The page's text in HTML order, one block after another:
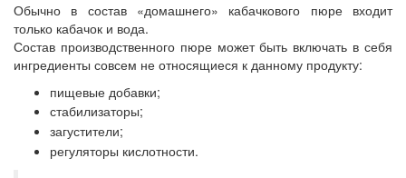
Обычно в состав «домашнего» кабачкового пюре входит
только кабачок и вода.
Состав производственного пюре может быть включать в себя
ингредиенты совсем не относящиеся к данному продукту:
пищевые добавки;
стабилизаторы;
загустители;
регуляторы кислотности.